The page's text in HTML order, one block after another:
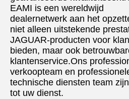
EAMI is een wereldwijd
dealernetwerk aan het
niet alleen uitstekende
JAGUAR-producten voor
bieden, maar ook
klantenservice.Ons
verkoopteam en
technische diensten team
tot uw dienst.